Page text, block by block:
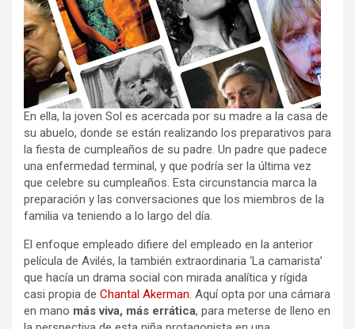
En ella, la joven Sol es acercada por su madre a la casa de
su abuelo, donde se están realizando los preparativos para
la fiesta de cumpleaños de su padre. Un padre que padece
una enfermedad terminal, y que podría ser la última vez
que celebre su cumpleaños. Esta circunstancia marca la
preparación y las conversaciones que los miembros de la
familia va teniendo a lo largo del día.
El enfoque empleado difiere del empleado en la anterior
película de Avilés, la también extraordinaria ‘La camarista’
que hacía un drama social con mirada analítica y rígida
casi propia de Chantal Akerman. Aquí opta por una cámara
en mano más viva, más errática, para meterse de lleno en